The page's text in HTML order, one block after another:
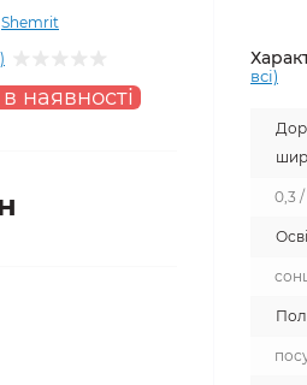
Shemrit
наявності
всі)
0,3